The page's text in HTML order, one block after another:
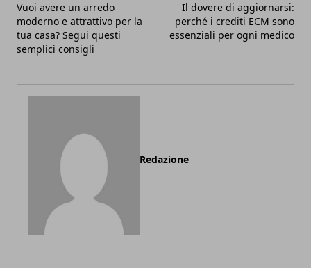
Vuoi avere un arredo
moderno e attrattivo per la
tua casa? Segui questi
semplici consigli
Il dovere di aggiornarsi:
perché i crediti ECM sono
essenziali per ogni medico
Redazione